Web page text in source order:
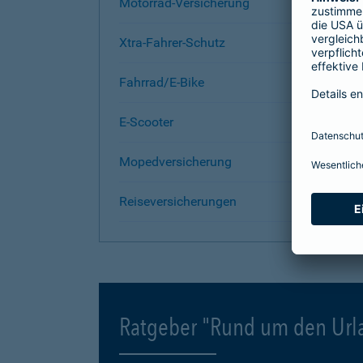
Xtra-Fahrer-Schutz
Fahrrad/E-Bike
E-Scooter
Mopedversicherung
Reiseversicherungen
Ratgeber "Rund um den